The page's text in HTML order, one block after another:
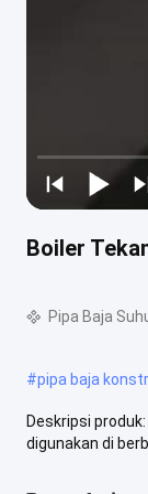
Boiler
Pipa Baja
#pipa baja
Deskripsi
digunakan di